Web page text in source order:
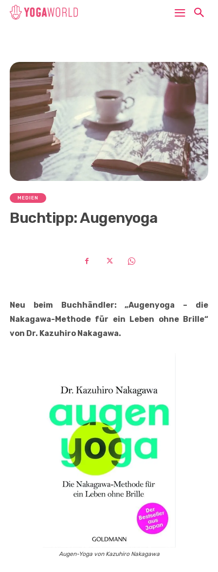
MEDIEN
Buchtipp: Augenyoga
Neu beim Buchhändler: „Augenyoga – die
Nakagawa-Methode für ein Leben ohne Brille“
von Dr. Kazuhiro Nakagawa.
Augen-Yoga von Kazuhiro Nakagawa